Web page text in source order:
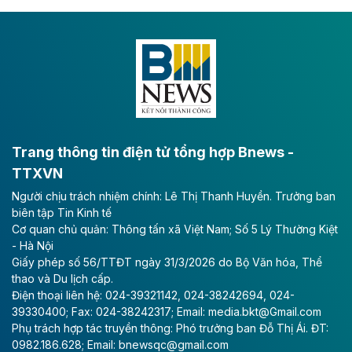
Đông A dài khoảng 25,1 km được kỳ vọng sẽ tạo động
lực phát triển kinh tế - xã hội khu vực phía Nam đồng
Long Thành
Tổng công ty Cảng hàng không Việt Nam - CTCP
(ACV) vừa lập kỷ lục mới về lợi nhuận trong quý
II/2026.
Theo baodautu.vn
Vinaconex lập đỉnh doanh thu
Tổng CTCP Xuất nhập khẩu và Xây dựng Việt Nam
(Vinaconex) đã khép lại nửa đầu năm với doanh thu
thuần gần 7.268 tỷ đồng, tăng 4% so với cùng kỳ và
Trang thông tin điện tử tổng hợp Bnews -
TTXVN
Người chịu trách nhiệm chính: Lê Thị Thanh Huyền. Trưởng ban
biên tập Tin Kinh tế
Cơ quan chủ quản: Thông tấn xã Việt Nam; Số 5 Lý Thường Kiệt
- Hà Nội
Giấy phép số 56/TTĐT ngày 31/3/2026 do Bộ Văn hóa, Thể
thao và Du lịch cấp.
Điện thoại liên hệ: 024-39321142, 024-38242694, 024-
39330400; Fax: 024-38242317; Email: media.bkt@Gmail.com
Phụ trách hợp tác truyền thông: Phó trưởng ban Đỗ Thị Ái. ĐT:
0982.186.628; Email: bnewsqc@gmail.com